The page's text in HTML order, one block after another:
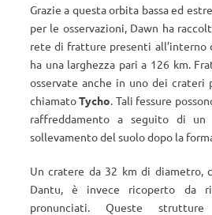
Grazie a questa orbita bassa ed
per le osservazioni, Dawn ha
rete di fratture presenti all’interno
ha una larghezza pari a 126 km.
osservate anche in uno dei crateri
chiamatoTycho. Tali fessure
raffreddamento a seguito di
sollevamento del suolo dopo la
Un cratere da 32 km di diametro,
Dantu, è invece ricoperto da
pronunciati. Queste